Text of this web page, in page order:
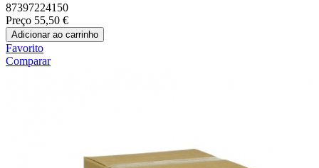
87397224150
Preço 55,50 €
Adicionar ao carrinho
Favorito
Comparar